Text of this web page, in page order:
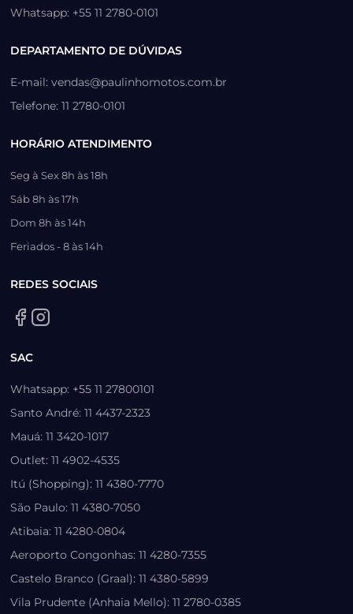
Whatsapp: +55 11 2780-0101
DEPARTAMENTO DE DÚVIDAS
E-mail: vendas@paulinhomotos.com.br
Telefone: 11 2780-0101
HORÁRIO ATENDIMENTO
Seg à Sex 8h às 18h
Sáb 8h às 17h
Dom 8h às 14h
Feriados - 8 às 14h
REDES SOCIAIS
SAC
Whatsapp: +55 11 27800101
Santo André: 11 4437-2323
Mauá: 11 3420-1017
Outlet: 11 4902-4535
Itú (Shopping): 11 4380-7770
São Paulo: 11 4380-7050
Atibaia: 11 4280-0804
Aeroporto Congonhas: 11 4280-7355
Castelo Branco (Graal): 11 4380-5899
Vila Prudente (Anhaia Mello): 11 2780-0385